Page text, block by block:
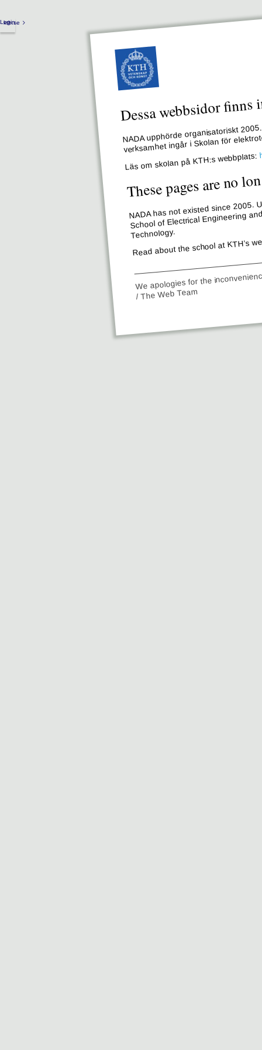
kth.se
Login
Dessa webbsidor
NADA upphörde organisatoriskt
verksamhet ingår i Skolan för
Läs om skolan på KTH:s webbplats:
These pages are no
NADA has not existed since
School of Electrical Engineering
Technology.
Read about the school at KTH’s
We apologies for the
/ The Web Team